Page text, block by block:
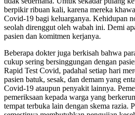
berpikir ribuan kali, karena mereka
Covid-19 bagi keluarganya. Kehidupan
seolah direnggut oleh wabah ini. Demi
pasien dan komitmen kerjanya.
Beberapa dokter juga berkisah bahwa
cukup sering bersinggungan dengan
Rapid Test Covid, padahal setiap hari
pasien batuk, sesak, dan demam yang
Covid-19 ataupun penyakit lainnya.
pemeriksaan kepada warga yang
tempat terbuka lain dengan skema razia.